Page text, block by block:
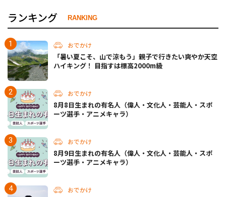
ランキング RANKING
おでかけ
「暑い夏こそ、山で涼もう」親子で行きたい爽やか天空
ハイキング！ 目指すは標高2000m級
おでかけ
8月8日生まれの有名人（偉人・文化人・芸能人・スポ
ーツ選手・アニメキャラ）
おでかけ
8月9日生まれの有名人（偉人・文化人・芸能人・スポ
ーツ選手・アニメキャラ）
おでかけ